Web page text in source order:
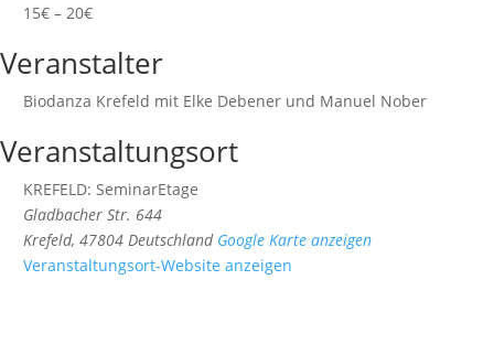
15€ – 20€
Veranstalter
Biodanza Krefeld mit Elke Debener und Manuel Nober
Veranstaltungsort
KREFELD: SeminarEtage
Gladbacher Str. 644
Krefeld, 47804 Deutschland Google Karte anzeigen
Veranstaltungsort-Website anzeigen